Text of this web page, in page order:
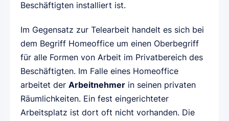
Beschäftigten installiert ist.
Im Gegensatz zur Telearbeit handelt es sich bei
dem Begriff Homeoffice um einen Oberbegriff
für alle Formen von Arbeit im Privatbereich des
Beschäftigten. Im Falle eines Homeoffice
arbeitet der Arbeitnehmer in seinen privaten
Räumlichkeiten. Ein fest eingerichteter
Arbeitsplatz ist dort oft nicht vorhanden. Die